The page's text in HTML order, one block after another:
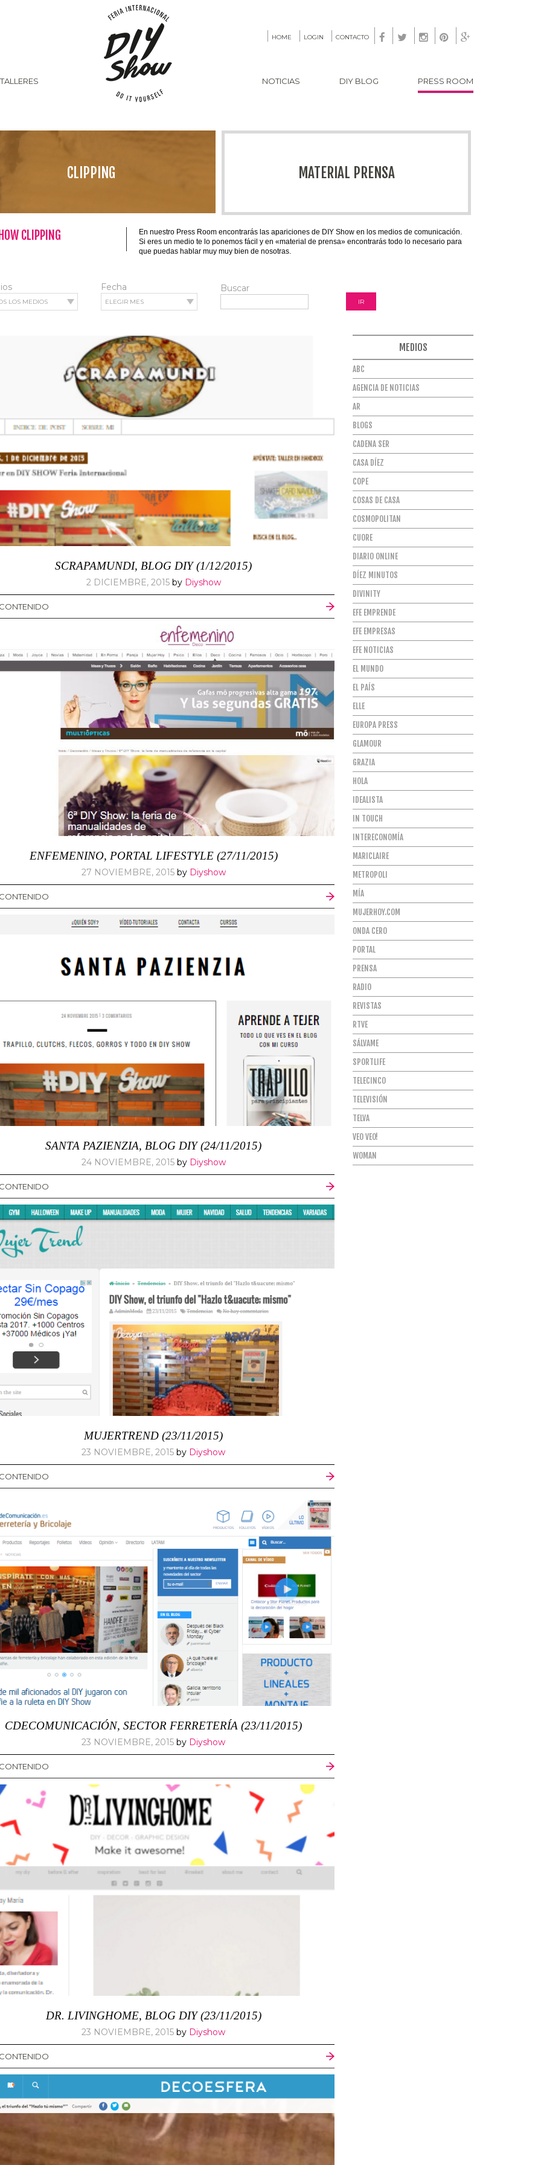





CONTACTO
LOGIN
HOME
PRESS ROOM
DIY BLOG
NOTICIAS
CLIPPING MATERIAL PRENSA
CLIPPING
En nuestro Press Room encontrarás las apariciones de DIY Show en los medios de comunicación.
Si eres un medio te lo ponemos fácil y en «material de prensa» encontrarás todo lo necesario para
que puedas hablar muy muy bien de nosotras.
Fecha Buscar
SCRAPAMUNDI, BLOG DIY (1/12/2015)
2 DICIEMBRE, 2015by Diyshow
ENFEMENINO, PORTAL LIFESTYLE (27/11/2015)
27 NOVIEMBRE, 2015by Diyshow
SANTA PAZIENZIA, BLOG DIY (24/11/2015)
24 NOVIEMBRE, 2015by Diyshow
MUJERTREND (23/11/2015)
23 NOVIEMBRE, 2015 by Diyshow
CDECOMUNICACIÓN, SECTOR FERRETERÍA (23/11/2015)
23 NOVIEMBRE, 2015 by Diyshow
DR. LIVINGHOME, BLOG DIY (23/11/2015)
23 NOVIEMBRE, 2015 by Diyshow
MEDIOS
ABC
AGENCIA DE NOTICIAS
AR
BLOGS
CADENA SER
CASA DÍEZ
COPE
COSAS DE CASA
COSMOPOLITAN
CUORE
DIARIO ONLINE
DÍEZ MINUTOS
DIVINITY
EFE EMPRENDE
EFE EMPRESAS
EFE NOTICIAS
EL MUNDO
EL PAÍS
ELLE
EUROPA PRESS
GLAMOUR
GRAZIA
HOLA
IDEALISTA
IN TOUCH
INTERECONOMÍA
MARICLAIRE
METROPOLI
MÍA
MUJERHOY.COM
ONDA CERO
PORTAL
PRENSA
RADIO
REVISTAS
RTVE
SÁLVAME
SPORTLIFE
TELECINCO
TELEVISIÓN
TELVA
VEO VEO!
WOMAN